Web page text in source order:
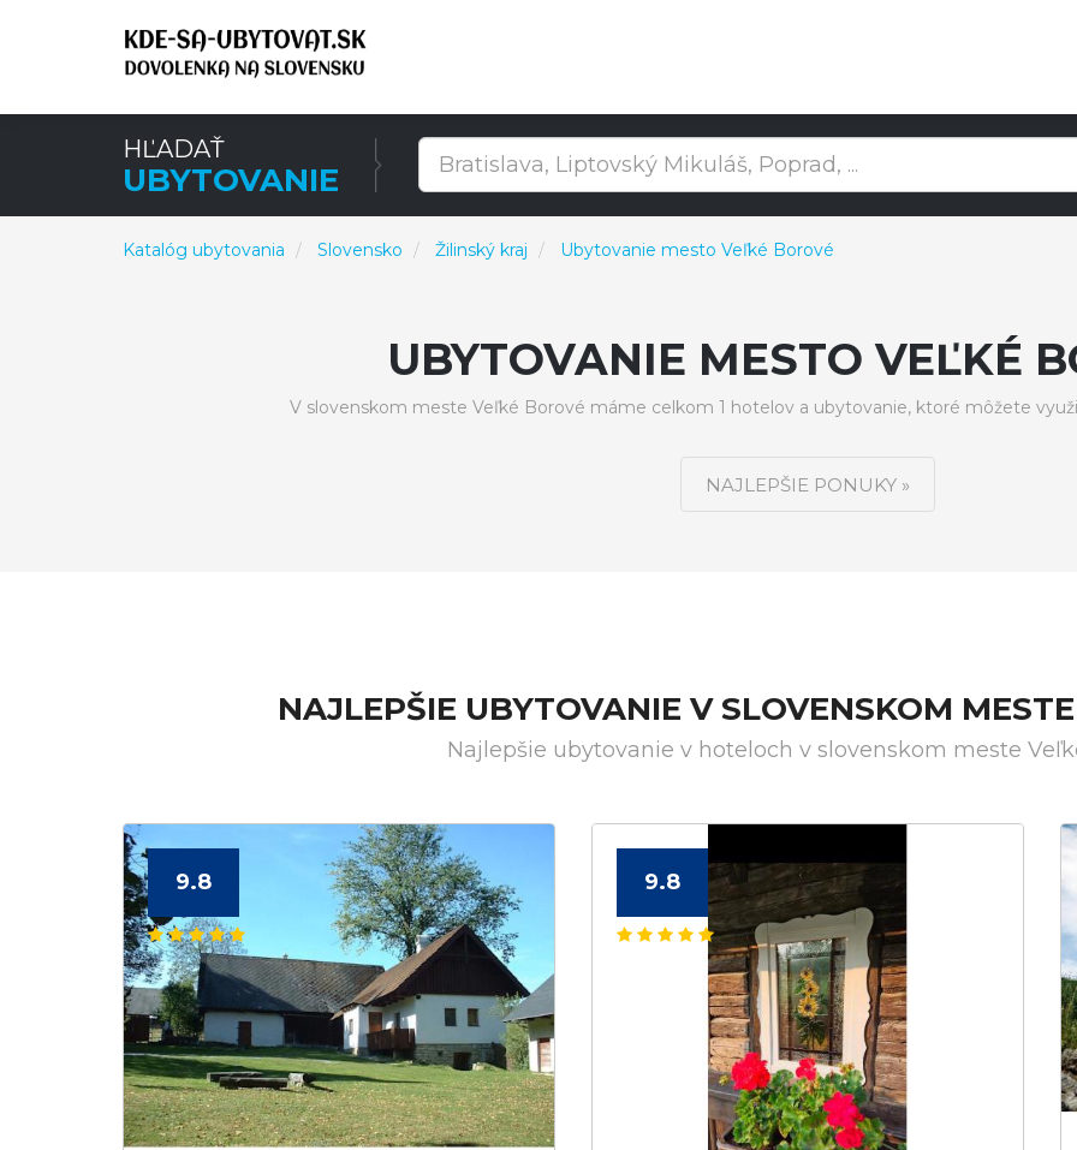
HĽADAŤ
UBYTOVANIE
Katalóg ubytovania Slovensko Žilinský kraj Ubytovanie mesto Veľké Borové
UBYTOVANIE MESTO VEĽKÉ
V slovenskom meste Veľké Borové máme celkom 1 hotelov a ubytovanie, ktoré môžete
NAJLEPŠIE PONUKY »
NAJLEPŠIE UBYTOVANIE V SLOVENSKOM
Najlepšie ubytovanie v hoteloch v slovenskom meste
9.8 9.8